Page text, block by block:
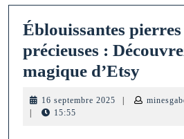
Éblouissantes
précieuses :
magique d’Etsy
pierres
16 septembre 2025 16
15:55